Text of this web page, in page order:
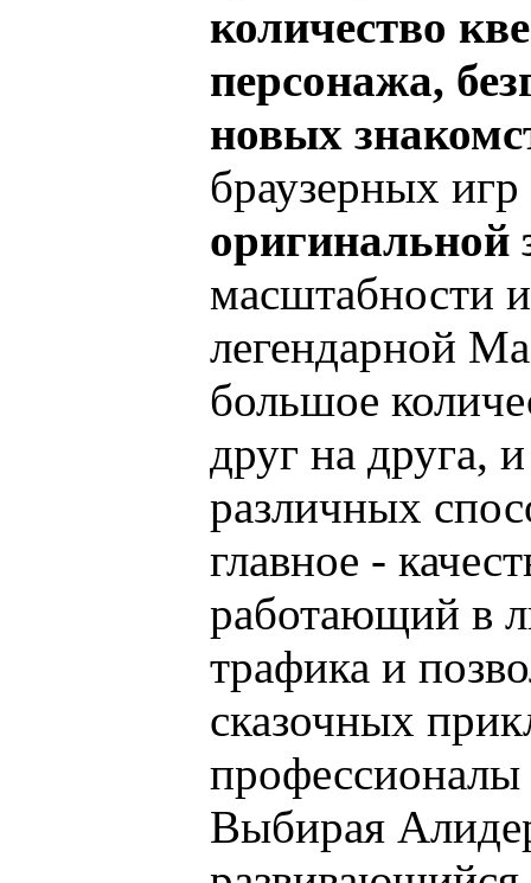
количество
персонажа,
новых
браузерных
оригинальной
масштабности
легендарной
большое
друг на друга,
различных
главное -
работающий в
трафика и
сказочных
профессионалы
Выбирая